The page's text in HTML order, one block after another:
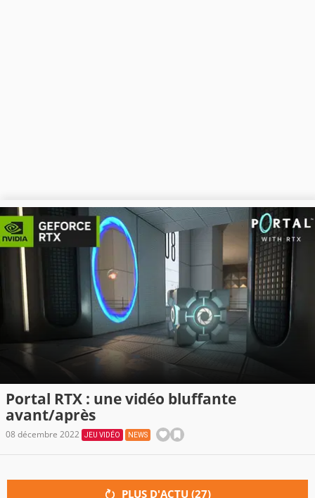
Portal RTX : une vidéo bluffante
avant/après
08 décembre 2022 JEU VIDÉO NEWS
PLUS D'ACTU (27)